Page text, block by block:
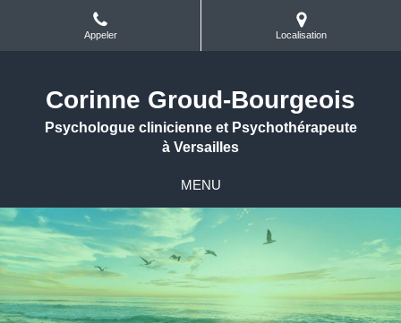
Appeler Localisation
Corinne Groud-Bourgeois
Psychologue clinicienne et Psychothérapeute
à Versailles
MENU